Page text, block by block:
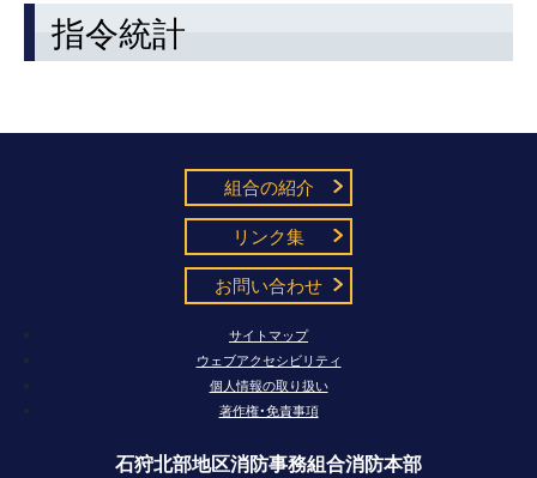
指令統計
石狩北部地区消防事務組合消防本部
組合の紹介
リンク集
お問い合わせ
サイトマップ
ウェブアクセシビリティ
個人情報の取り扱い
著作権・免責事項